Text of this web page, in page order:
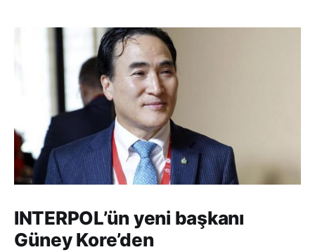
INTERPOL’ün yeni başkanı
Güney Kore’den